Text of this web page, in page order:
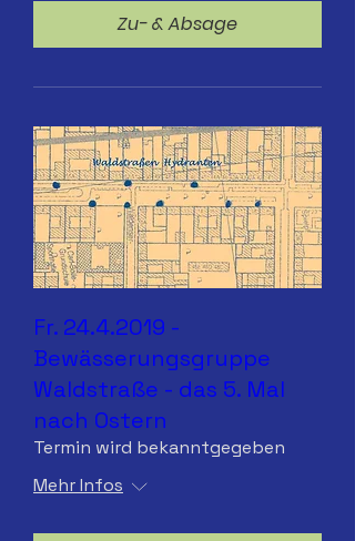
Zu- & Absage
Fr. 24.4.2019 -
Bewässerungsgruppe
Waldstraße - das 5. Mal
nach Ostern
Termin wird bekanntgegeben
Mehr Infos